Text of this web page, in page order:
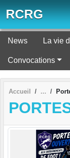
RCRG
News La vie
Convocations
Accueil